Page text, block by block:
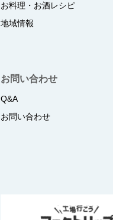
お料理・お酒レシピ
地域情報
お問い合わせ
Q&A
お問い合わせ